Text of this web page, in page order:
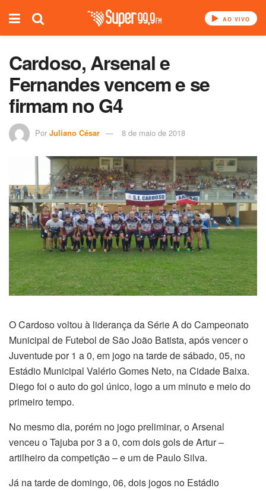
AO VIVO
Cardoso, Arsenal e
Fernandes vencem e se
firmam no G4
Por Juliano César 8 de maio de 2018
O Cardoso voltou à liderança da Série A do Campeonato
Municipal de Futebol de São João Batista, após vencer o
Juventude por 1 a 0, em jogo na tarde de sábado, 05, no
Estádio Municipal Valério Gomes Neto, na Cidade Baixa.
Diego foi o auto do gol único, logo a um minuto e meio do
primeiro tempo.
No mesmo dia, porém no jogo preliminar, o Arsenal
venceu o Tajuba por 3 a 0, com dois gols de Artur –
artilheiro da competição – e um de Paulo Silva.
Já na tarde de domingo, 06, dois jogos no Estádio